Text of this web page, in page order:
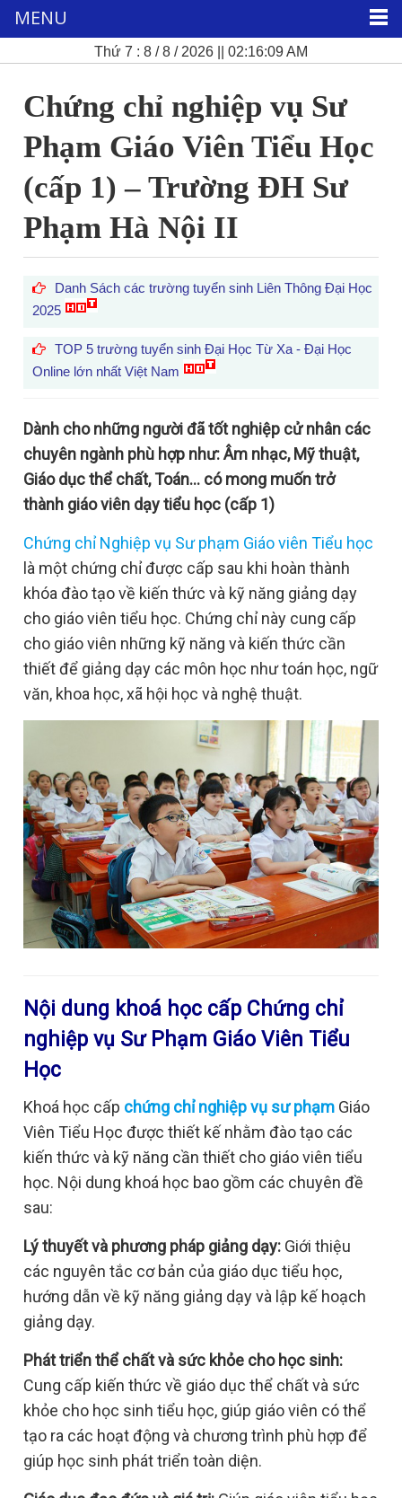
Thứ 7 : 8 / 8 / 2026 || 02:16:09 AM
Chứng chỉ nghiệp vụ Sư
Phạm Giáo Viên Tiểu Học
(cấp 1) – Trường ĐH Sư
Phạm Hà Nội II
Danh Sách các trường tuyển sinh Liên Thông Đại Học
2025
TOP 5 trường tuyển sinh Đại Học Từ Xa - Đại Học
Online lớn nhất Việt Nam
Dành cho những người đã tốt nghiệp cử nhân các
chuyên ngành phù hợp như: Âm nhạc, Mỹ thuật,
Giáo dục thể chất, Toán… có mong muốn trở
thành giáo viên dạy tiểu học (cấp 1)
Chứng chỉ Nghiệp vụ Sư phạm Giáo viên Tiểu học
là một chứng chỉ được cấp sau khi hoàn thành
khóa đào tạo về kiến thức và kỹ năng giảng dạy
cho giáo viên tiểu học. Chứng chỉ này cung cấp
cho giáo viên những kỹ năng và kiến thức cần
thiết để giảng dạy các môn học như toán học, ngữ
văn, khoa học, xã hội học và nghệ thuật.
Nội dung khoá học cấp Chứng chỉ
nghiệp vụ Sư Phạm Giáo Viên Tiểu
Học
Khoá học cấp chứng chỉ nghiệp vụ sư phạm Giáo
Viên Tiểu Học được thiết kế nhằm đào tạo các
kiến thức và kỹ năng cần thiết cho giáo viên tiểu
học. Nội dung khoá học bao gồm các chuyên đề
sau:
Lý thuyết và phương pháp giảng dạy: Giới thiệu
các nguyên tắc cơ bản của giáo dục tiểu học,
hướng dẫn về kỹ năng giảng dạy và lập kế hoạch
giảng dạy.
Phát triển thể chất và sức khỏe cho học sinh:
Cung cấp kiến thức về giáo dục thể chất và sức
khỏe cho học sinh tiểu học, giúp giáo viên có thể
tạo ra các hoạt động và chương trình phù hợp để
giúp học sinh phát triển toàn diện.
MENU